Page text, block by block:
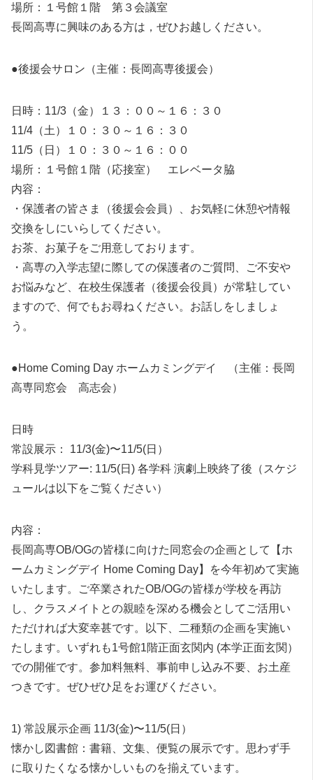
場所：１号館１階 第３会議室
長岡高専に興味のある方は，ぜひお越しください。
●後援会サロン（主催：長岡高専後援会）
日時：11/3（金）１３：００～１６：３０
11/4（土）１０：３０～１６：３０
11/5（日）１０：３０～１６：００
場所：１号館１階（応接室） エレベータ脇
内容：
・保護者の皆さま（後援会会員）、お気軽に休憩や情報
交換をしにいらしてください。
お茶、お菓子をご用意しております。
・高専の入学志望に際しての保護者のご質問、ご不安や
お悩みなど、在校生保護者（後援会役員）が常駐してい
ますので、何でもお尋ねください。お話しをしましょ
う。
●Home Coming Day ホームカミングデイ （主催：長岡
高専同窓会 高志会）
日時
常設展示： 11/3(金)〜11/5(日）
学科見学ツアー: 11/5(日) 各学科 演劇上映終了後（スケジ
ュールは以下をご覧ください）
内容：
長岡高専OB/OGの皆様に向けた同窓会の企画として【ホ
ームカミングデイ Home Coming Day】を今年初めて実施
いたします。ご卒業されたOB/OGの皆様が学校を再訪
し、クラスメイトとの親睦を深める機会としてご活用い
ただければ大変幸甚です。以下、二種類の企画を実施い
たします。いずれも1号館1階正面玄関内 (本学正面玄関）
での開催です。参加料無料、事前申し込み不要、お土産
つきです。ぜひぜひ足をお運びください。
1) 常設展示企画 11/3(金)〜11/5(日）
懐かし図書館：書籍、文集、便覧の展示です。思わず手
に取りたくなる懐かしいものを揃えています。